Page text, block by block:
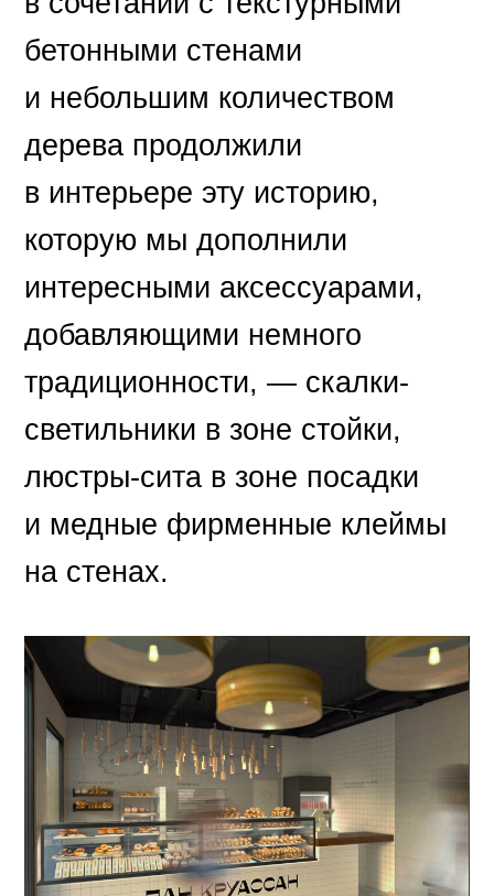
бетонными стенами
и небольшим количеством
дерева продолжили
в интерьере эту историю,
которую мы дополнили
интересными аксессуарами,
добавляющими немного
традиционности, — скалки-
светильники в зоне стойки,
люстры-сита в зоне посадки
и медные фирменные клеймы
на стенах.